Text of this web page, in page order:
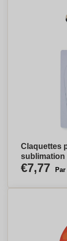
Claquettes
sublimation
€7,77